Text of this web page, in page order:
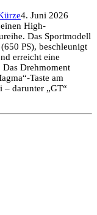
4. Juni 2026
High-
Das Sportmodell
PS), beschleunigt
erreicht eine
Drehmoment
Taste am
– darunter „GT“